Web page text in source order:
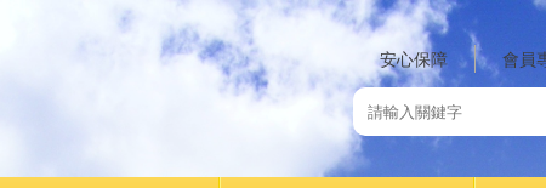
安心保障 會員